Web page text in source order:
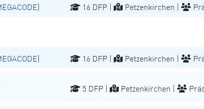
16 DFP | Petzenkirchen |
16 DFP | Petzenkirchen |
5 DFP | Petzenkirchen |